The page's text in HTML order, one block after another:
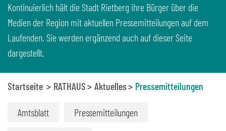
Kontinuierlich hält die Stadt Rietberg ihre Bürger über die
Medien der Region mit aktuellen Pressemitteilungen auf dem
Laufenden. Sie werden ergänzend auch auf dieser Seite
dargestellt.
Startseite RATHAUS Aktuelles Pressemitteilungen
Amtsblatt Pressemitteilungen